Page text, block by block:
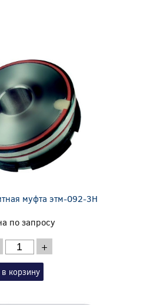
муфта этм-092-3Н
по запросу
+
в корзину